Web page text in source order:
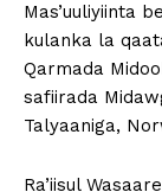
Mas’uuliyiinta
kulanka la
Qarmada
safiirada
Talyaaniga,
Ra’iisul